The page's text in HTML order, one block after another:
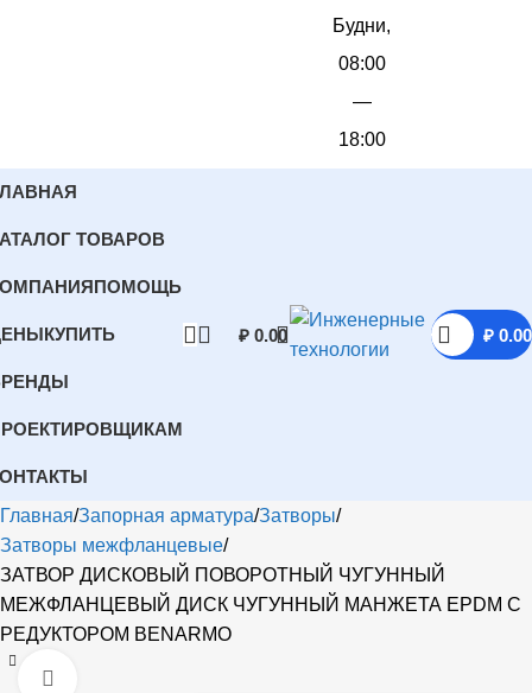
Будни,
08:00
—
18:00
ТОВАРОВ
ПОМОЩЬ
КУПИТЬ ₽ 0.00 ₽ 0.00
Главная Запорная арматура Затворы
Затворы межфланцевые
ЗАТВОР ДИСКОВЫЙ ПОВОРОТНЫЙ ЧУГУННЫЙ
МЕЖФЛАНЦЕВЫЙ ДИСК ЧУГУННЫЙ МАНЖЕТА EPDM С
РЕДУКТОРОМ BENARMO